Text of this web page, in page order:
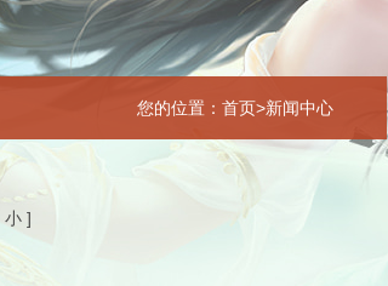
您的位置：首页>新闻中心
小 ]